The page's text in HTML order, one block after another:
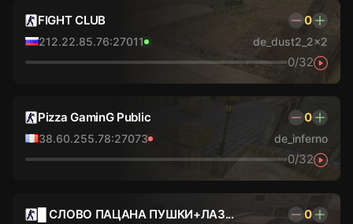
FIGHT CLUB 0
212.22.85.76:27011 de_dust2_2x2
0/32
Pizza GaminG Public 0
38.60.255.78:27073 de_inferno
0/32
█ СЛОВО ПАЦАНА ПУШКИ+ЛАЗ... 0